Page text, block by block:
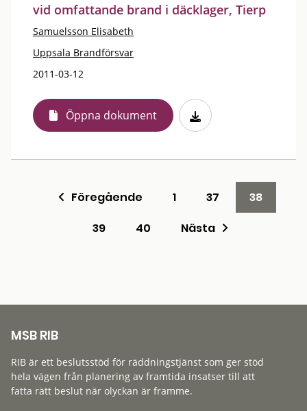
vid omfattande brand i däcklager, Tierp
Samuelsson Elisabeth
Uppsala Brandförsvar
2011-03-12
Öppna dokument
Föregående 1 37
38
39
40 Nästa
MSB RIB
RIB är ett beslutsstöd för räddningstjänst som ger stöd
hela vägen från planering av framtida insatser till att
fatta rätt beslut när olyckan är framme.